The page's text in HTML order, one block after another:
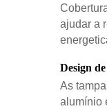
ajudar a
Design
As
alumínio